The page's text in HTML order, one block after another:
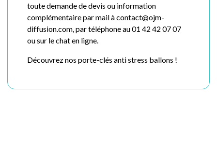
toute demande de devis ou information
complémentaire par mail à contact@ojm-
diffusion.com, par téléphone au 01 42 42 07 07
ou sur le chat en ligne.
Découvrez nos porte-clés anti stress ballons !